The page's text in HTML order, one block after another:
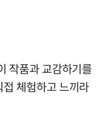
작품과 교감하기를
체험하고 느끼라